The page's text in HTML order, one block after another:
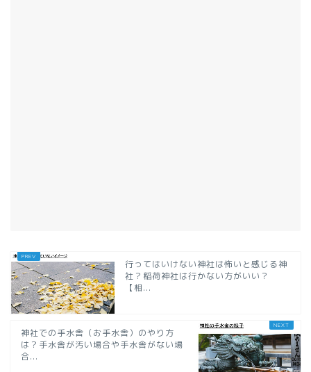
行ってはいけない神社は怖いと感じる神
社？稲荷神社は行かない方がいい？
【相...
神社での手水舎（お手水舎）のやり方
は？手水舎が汚い場合や手水舎がない場
合...